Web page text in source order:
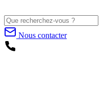
Nous contacter